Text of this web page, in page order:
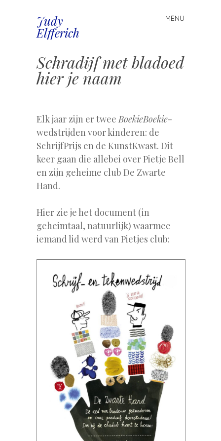
Judy
Elfferich
MENU
Spring
naar
Schradijf met bladoed
hier je naam
Elk jaar zijn er tweeBoekieBoekie-
wedstrijden voor kinderen: de
SchrijfPrijs en de KunstKwast. Dit
keer gaan die allebei over Pietje Bell
en zijn geheime club De Zwarte
Hand.
Hier zie je het document (in
geheimtaal, natuurlijk) waarmee
iemand lid werd van Pietjes club: